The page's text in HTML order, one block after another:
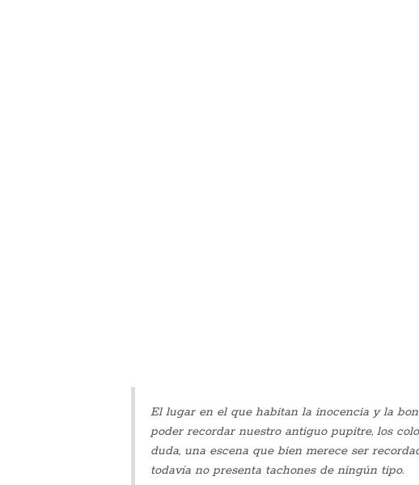
El lugar en el que habitan la inocencia y la
poder recordar nuestro antiguo pupitre, los
duda, una escena que bien merece ser
todavía no presenta tachones de ningún tipo.